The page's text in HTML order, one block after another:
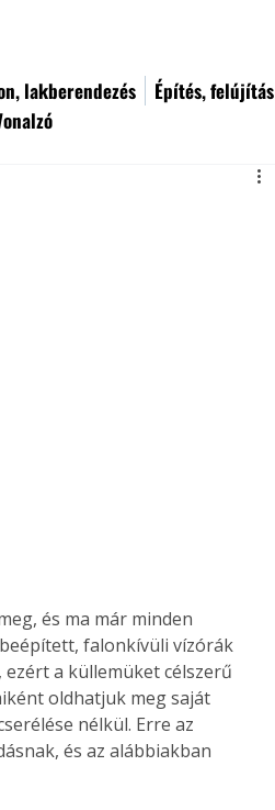
lakberendezés Építés, felújítás
és ma már minden
falonkívüli vízórák
a küllemüket célszerű
oldhatjuk meg saját
nélkül. Erre az
és az alábbiakban